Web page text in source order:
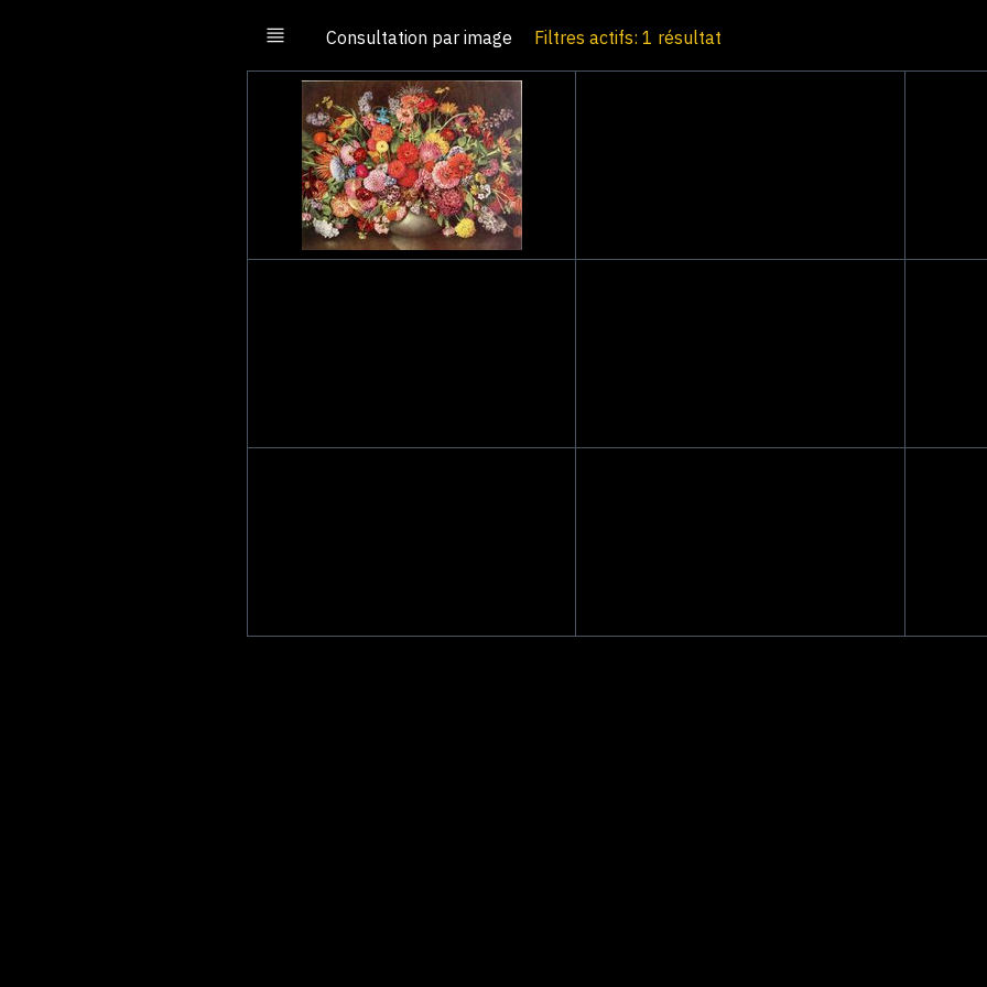
Consultation par image Filtres actifs: 1 résultat